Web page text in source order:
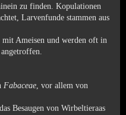
zu finden. Kopulationen
Larvenfunde stammen aus
Ameisen und werden oft in
Fabaceae , vor allem von
Besaugen von Wirbeltieraas